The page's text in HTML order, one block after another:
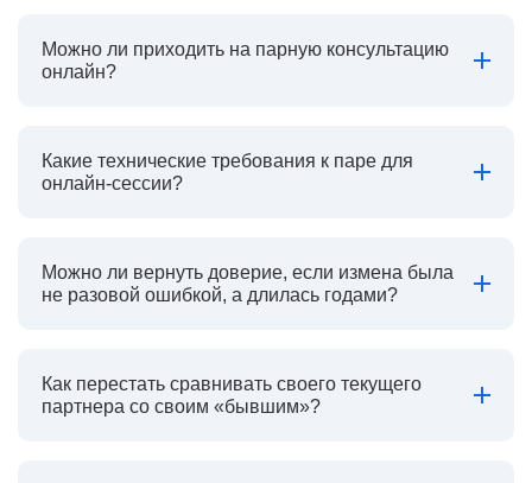
Можно ли приходить на парную консультацию
онлайн?
Какие технические требования к паре для
онлайн-сессии?
Можно ли вернуть доверие, если измена была
не разовой ошибкой, а длилась годами?
Как перестать сравнивать своего текущего
партнера со своим «бывшим»?